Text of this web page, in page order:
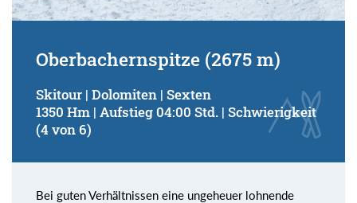
Oberbachernspitze (2675 m)
Skitour | Dolomiten | Sexten
1350 Hm | Aufstieg 04:00 Std. | Schwierigkeit
(4 von 6)
Bei guten Verhältnissen eine ungeheuer lohnende